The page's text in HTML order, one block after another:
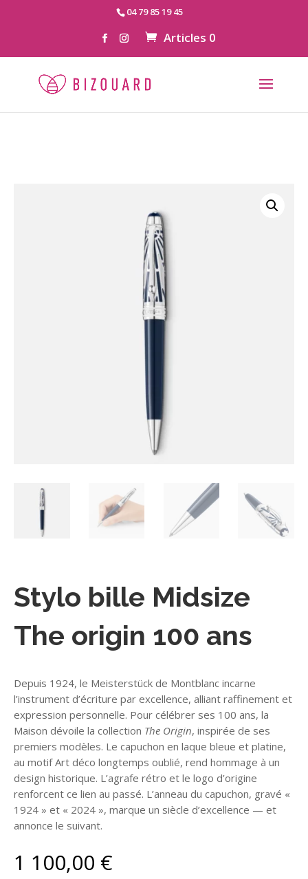
04 79 85 19 45
Articles 0
Stylo bille Midsize
The origin 100 ans
Depuis 1924, le Meisterstück de Montblanc incarne
l’instrument d’écriture par excellence, alliant raffinement et
expression personnelle. Pour célébrer ses 100 ans, la
Maison dévoile la collection The Origin, inspirée de ses
premiers modèles. Le capuchon en laque bleue et platine,
au motif Art déco longtemps oublié, rend hommage à un
design historique. L’agrafe rétro et le logo d’origine
renforcent ce lien au passé. L’anneau du capuchon, gravé «
1924 » et « 2024 », marque un siècle d’excellence — et
annonce le suivant.
1 100,00 €